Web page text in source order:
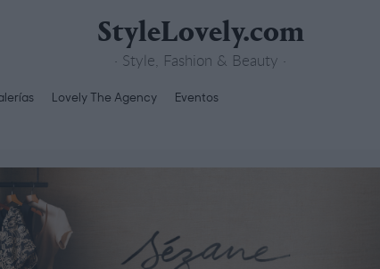
StyleLovely.com
· Style, Fashion & Beauty ·
Lovely The Agency Eventos